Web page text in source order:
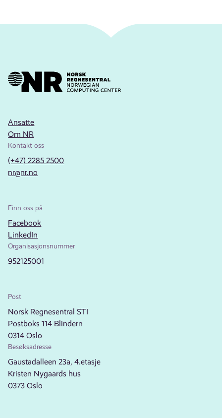
Ansatte
Om NR
Kontakt oss
(+47) 2285 2500
nr@nr.no
Finn oss på
Facebook
LinkedIn
Organisasjonsnummer
952125001
Post
Norsk Regnesentral STI
Postboks 114 Blindern
0314 Oslo
Besøksadresse
Gaustadalleen 23a, 4.etasje
Kristen Nygaards hus
0373 Oslo